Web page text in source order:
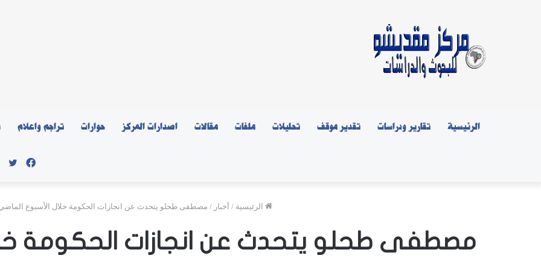
الرئيسية تقارير ودراسات تقدير موقف تحليلات ملفات مقالات اصدارات المركز حوارات تراجم واعلام
الرئيسية / أخبار / مصطفى طحلو يتحدث عن انجازات الحكومة خلال الأسبوع
مصطفى طحلو يتحدث عن انجازات الحكومة